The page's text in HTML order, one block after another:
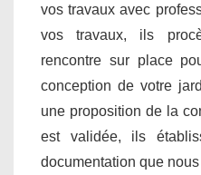
vos travaux avec
vos travaux, ils
rencontre sur place
conception de votre
une proposition de la
est validée, ils
documentation que